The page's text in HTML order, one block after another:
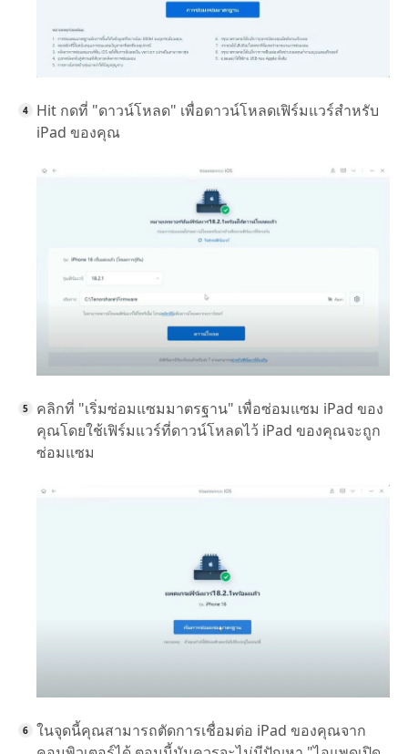
Hit กดที่ "ดาวน์โหลด" เพื่อดาวน์โหลดเฟิร์มแวร์สำหรับ
iPad ของคุณ
คลิกที่ "เริ่มซ่อมแซมมาตรฐาน" เพื่อซ่อมแซม iPad ของ
คุณโดยใช้เฟิร์มแวร์ที่ดาวน์โหลดไว้ iPad ของคุณจะถูก
ซ่อมแซม
ในจุดนี้คุณสามารถตัดการเชื่อมต่อ iPad ของคุณจาก